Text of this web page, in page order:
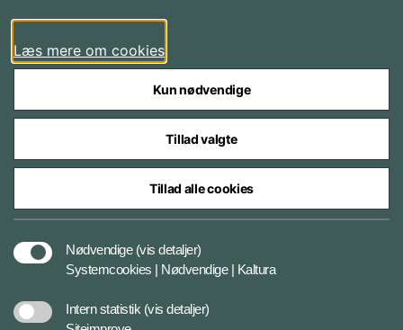
LinkedIn
Styrelser og myndigheder under Forsvarsministeriet
Læs mere om cookies
Kun nødvendige
Tillad valgte
Tillad alle cookies
Nødvendige (vis detaljer)
Systemcookies | Nødvendige | Kaltura
Intern statistik (vis detaljer)